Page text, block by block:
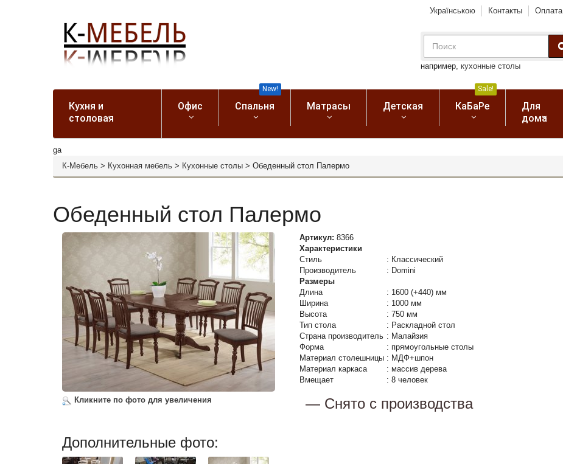
Українською Контакты Оплата
например, кухонные столы
Кухня и
столовая
Офис Спальня
New!
Матрасы Детская КаБаРе
Sale!
Для
дома
ga
К-Мебель > Кухонная мебель > Кухонные столы > Обеденный стол Палермо
Обеденный стол Палермо
Кликните по фото для увеличения
Дополнительные фото:
Артикул: 8366
Характеристики
Стиль
: Классический
Производитель
: Domini
Размеры
Длина
: 1600 (+440) мм
Ширина
: 1000 мм
Высота
: 750 мм
Тип стола
: Раскладной стол
Страна производитель : Малайзия
Форма
: прямоугольные столы
Материал столешницы : МДФ+шпон
Материал каркаса
: массив дерева
Вмещает
: 8 человек
— Снято с производства